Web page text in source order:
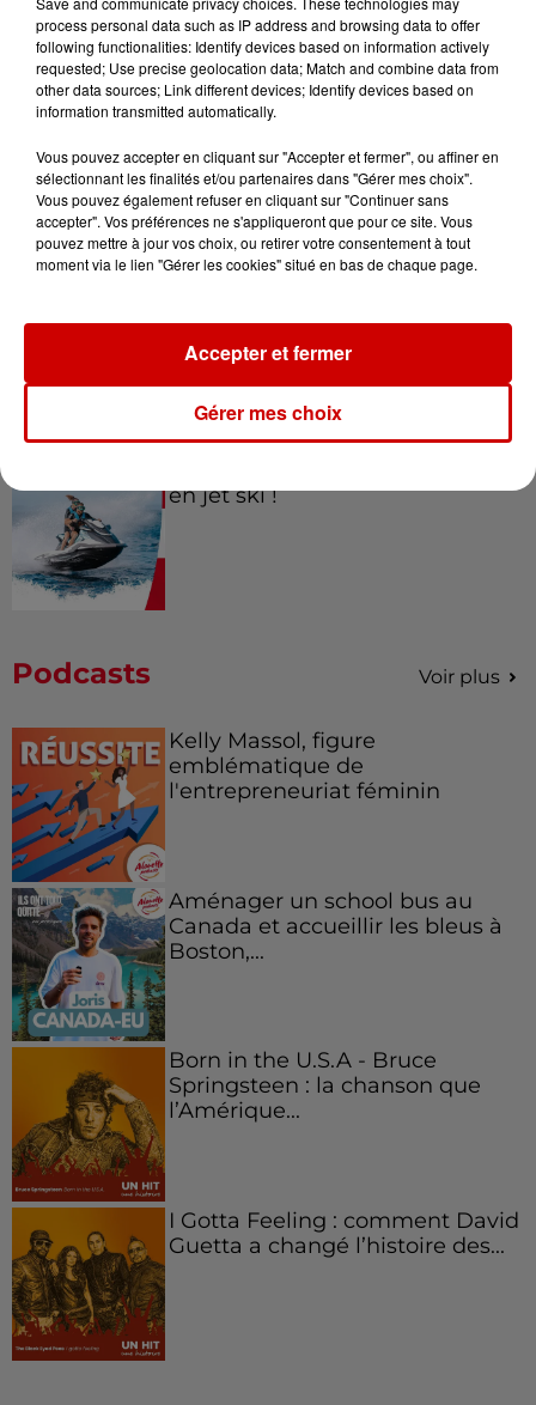
Festival du Roi Arthur 2026 !
Gagnez vos entrées pour le
Musée du Sport Automobile au
Mans !
en jet ski !
Podcasts Voir plus
Kelly Massol, figure
emblématique de
l'entrepreneuriat féminin
Aménager un school bus au
Canada et accueillir les bleus à
Boston,...
Born in the U.S.A - Bruce
Springsteen : la chanson que
l’Amérique...
I Gotta Feeling : comment David
Guetta a changé l’histoire des...
process personal data such as IP address and browsing data to offer
following functionalities: Identify devices based on information actively
requested; Use precise geolocation data; Match and combine data from
other data sources; Link different devices; Identify devices based on
information transmitted automatically.
Vous pouvez accepter en cliquant sur "Accepter et fermer", ou affiner en
sélectionnant les finalités et/ou partenaires dans "Gérer mes choix".
Vous pouvez également refuser en cliquant sur "Continuer sans
accepter". Vos préférences ne s'appliqueront que pour ce site. Vous
pouvez mettre à jour vos choix, ou retirer votre consentement à tout
moment via le lien "Gérer les cookies" situé en bas de chaque page.
Gérer mes choix
Accepter et fermer